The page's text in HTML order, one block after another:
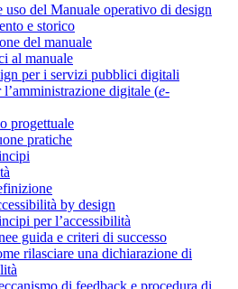
uso del Manuale operativo di design
e storico
del manuale
al manuale
per i servizi pubblici digitali
digitale (e-
progettuale
pratiche
by design
per l’accessibilità
guida e criteri di successo
rilasciare una dichiarazione di
di feedback e procedura di